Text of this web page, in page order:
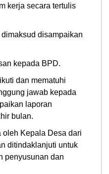
kerja secara tertulis
disampaikan
kepada BPD.
dan mematuhi
jawab kepada
laporan
bulan.
oleh Kepala Desa dari
ditindaklanjuti untuk
penyusunan dan